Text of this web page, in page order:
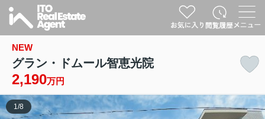
NEW
グラン・ドムール智恵光院
2,190万円
1 /8